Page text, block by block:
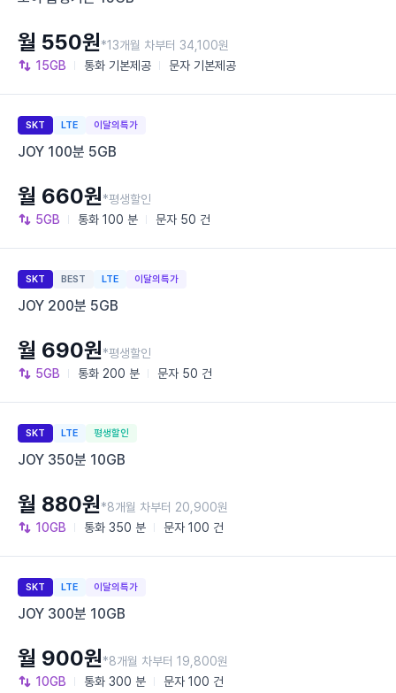
15GB 통화 기본제공 문자 기본제공
월 550원*13개월 차부터 34,100원
SKT LTE 이달의특가
JOY 100분 5GB
5GB 통화 100 분 문자 50 건
월 660원*평생할인
SKT BEST LTE 이달의특가
JOY 200분 5GB
5GB 통화 200 분 문자 50 건
월 690원*평생할인
SKT LTE 평생할인
JOY 350분 10GB
10GB 통화 350 분 문자 100 건
월 880원*8개월 차부터 20,900원
SKT LTE 이달의특가
JOY 300분 10GB
10GB 통화 300 분 문자 100 건
월 900원*8개월 차부터 19,800원